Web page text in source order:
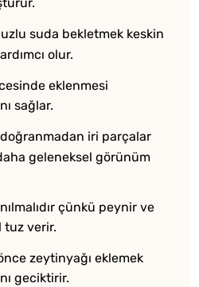
suda bekletmek keskin
olur.
eklenmesi
sağlar.
iri parçalar
geleneksel görünüm
çünkü peynir ve
tuz verir.
zeytinyağı eklemek
geciktirir.